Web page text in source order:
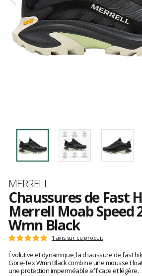
Marque
MERRELL
Chaussures de Fast
Merrell Moab Speed
Wmn Black
Les
clients
Note
:
5
sur
1 avis sur ce produit
Évolutive et dynamique, la chaussure de fast
Gore-Tex Wmn Black combine une mousse
une protection imperméable efficace et légère.